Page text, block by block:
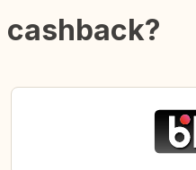
cashback?